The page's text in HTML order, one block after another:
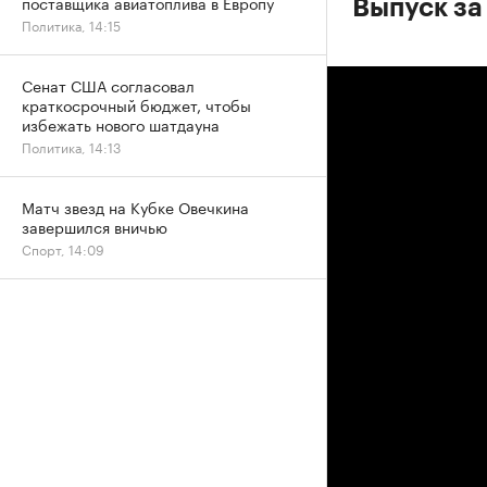
Выпуск
Политика, 14:15
Сенат США согласовал
краткосрочный бюджет, чтобы
избежать нового шатдауна
Политика, 14:13
Матч звезд на Кубке Овечкина
завершился вничью
Спорт, 14:09